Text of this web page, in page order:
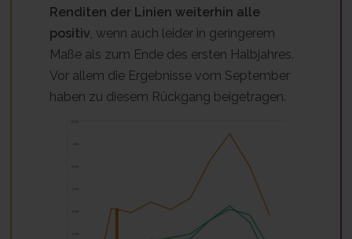
Renditen der Linien weiterhin alle
positiv, wenn auch leider in geringerem
Maße als zum Ende des ersten Halbjahres.
Vor allem die Ergebnisse vom September
haben zu diesem Rückgang beigetragen.